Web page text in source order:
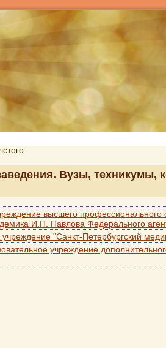
Вузы, техникумы,
высшего
И.П. Павлова Федерального
"Санкт-Петербургский
учреждение